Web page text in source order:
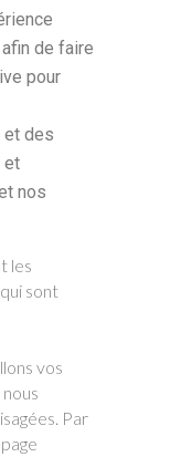
de faire
pour
des
et
nos
les
sont
vos
Par